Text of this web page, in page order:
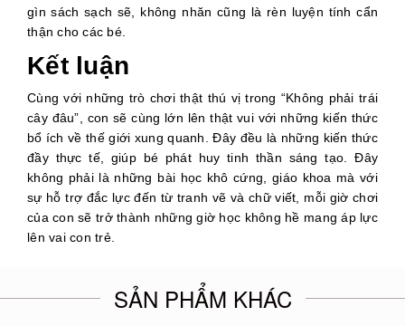
gìn sách sạch sẽ, không nhăn cũng là rèn luyện tính cẩn
thận cho các bé.
Kết luận
Cùng với những trò chơi thật thú vị trong “Không phải trái
cây đâu”, con sẽ cùng lớn lên thật vui với những kiến thức
bổ ích về thế giới xung quanh. Đây đều là những kiến thức
đầy thực tế, giúp bé phát huy tinh thần sáng tạo. Đây
không phải là những bài học khô cứng, giáo khoa mà với
sự hỗ trợ đắc lực đến từ tranh vẽ và chữ viết, mỗi giờ chơi
của con sẽ trở thành những giờ học không hề mang áp lực
lên vai con trẻ.
SẢN PHẨM KHÁC